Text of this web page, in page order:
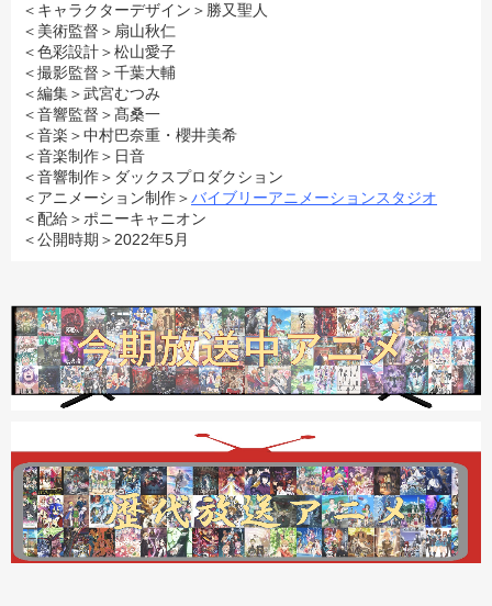
＜キャラクターデザイン＞勝又聖人
＜美術監督＞扇山秋仁
＜色彩設計＞松山愛子
＜撮影監督＞千葉大輔
＜編集＞武宮むつみ
＜音響監督＞髙桑一
＜音楽＞中村巴奈重・櫻井美希
＜音楽制作＞日音
＜音響制作＞ダックスプロダクション
＜アニメーション制作＞バイブリーアニメーションスタジオ
＜配給＞ポニーキャニオン
＜公開時期＞2022年5月